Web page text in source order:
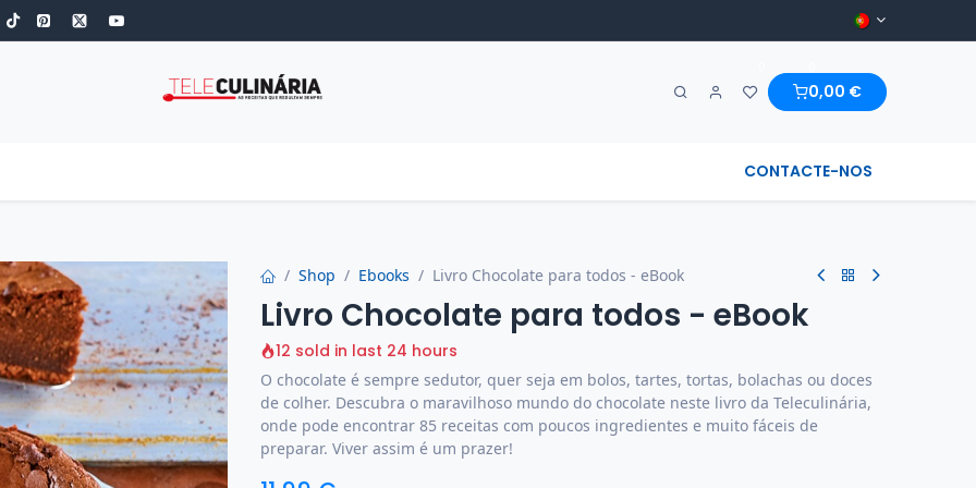
0,00 €
CONTACTE-NOS
Shop Ebooks Livro Chocolate para todos - eBook
Livro Chocolate para todos - eBook
12 sold in last 24 hours
O chocolate é sempre sedutor, quer seja em bolos, tartes, tortas, bolachas ou doces
de colher. Descubra o maravilhoso mundo do chocolate neste livro da Teleculinária,
onde pode encontrar 85 receitas com poucos ingredientes e muito fáceis de
preparar. Viver assim é um prazer!